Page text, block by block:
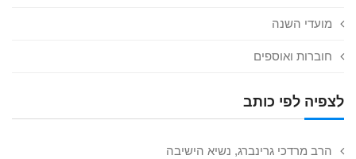
מועדי השנה
חוברות ואוספים
לצפיה לפי כותב
הרב מרדכי גרינברג, נשיא הישיבה